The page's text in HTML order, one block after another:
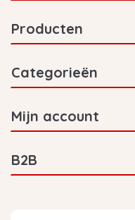
Producten
Categorieën
Mijn account
B2B